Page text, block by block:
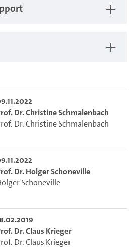
Wissenschaftlerinnen und
für Erziehungswissenschaft
Dr. Christine Schmalenbach
Dr. Christine Schmalenbach
Dr. Holger Schoneville
Schoneville
Dr. Claus Krieger
Dr. Claus Krieger